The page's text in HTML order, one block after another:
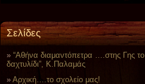
Σελίδες
“Αθήνα διαμαντόπετρα ….στης Γης το
δαχτυλίδι”, Κ.Παλαμάς
Αρχική….το σχολείο μας!